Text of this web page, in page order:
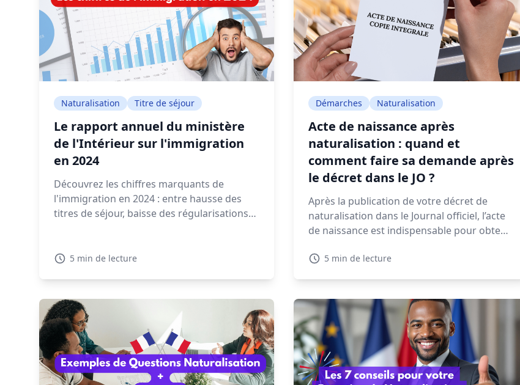
Naturalisation Titre de séjour
Le rapport annuel du ministère
de l'Intérieur sur l'immigration
en 2024
Découvrez les chiffres marquants de
l'immigration en 2024 : entre hausse des
titres de séjour, baisse des régularisations
5 min de lecture
Démarches Naturalisation
Acte de naissance après
naturalisation : quand et
comment faire sa demande après
le décret dans le JO ?
Après la publication de votre décret de
naturalisation dans le Journal officiel, l’acte
de naissance est indispensable pour obtenir
démarches administratives. Voyons dans ce
solutions en cas de refus.
5 min de lecture